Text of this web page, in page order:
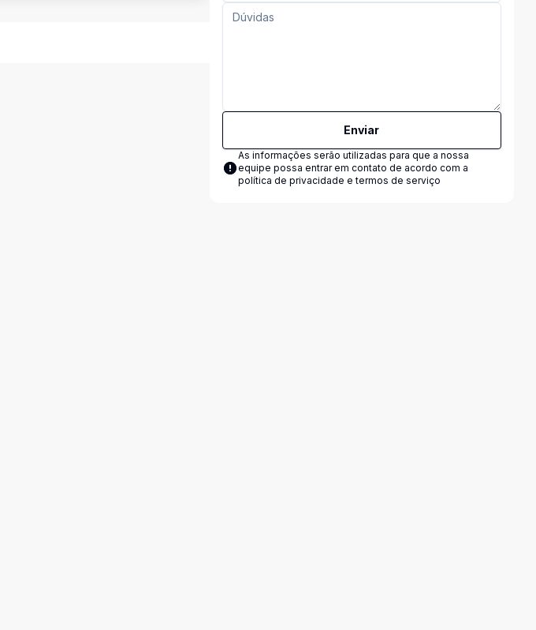
Enviar
As informações serão utilizadas para que a nossa
equipe possa entrar em contato de acordo com a
política de privacidade e termos de serviço